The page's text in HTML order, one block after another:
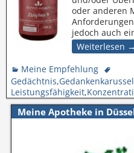
oder anderen
jedoch auch
Weiterlesen →
Meine Empfehlung
Gedächtnis,
Leistungsfähigkeit,
Meine Apotheke in